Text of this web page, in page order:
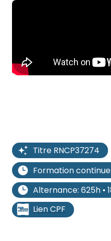
Titre RNCP37274
Formation
Alternance: 625h •
Lien CPF